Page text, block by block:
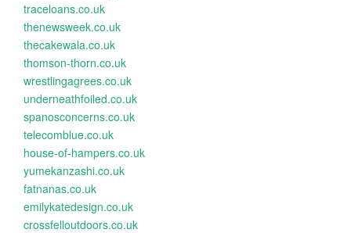
traceloans.co.uk
thenewsweek.co.uk
thecakewala.co.uk
thomson-thorn.co.uk
wrestlingagrees.co.uk
underneathfoiled.co.uk
spanosconcerns.co.uk
telecomblue.co.uk
house-of-hampers.co.uk
yumekanzashi.co.uk
fatnanas.co.uk
emilykatedesign.co.uk
crossfelloutdoors.co.uk